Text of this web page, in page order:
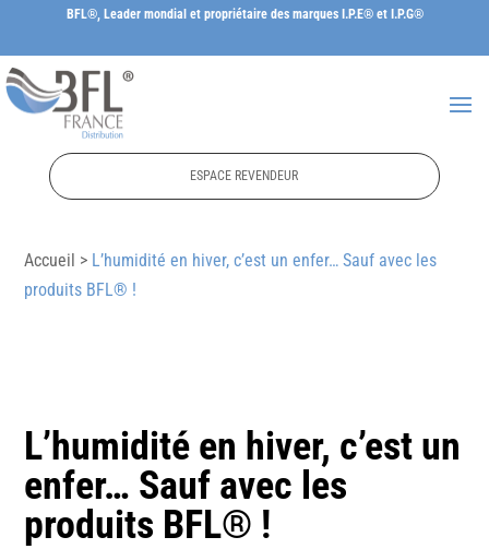
BFL®, Leader mondial et propriétaire des marques I.P.E® et I.P.G®
ESPACE REVENDEUR
Accueil > L’humidité en hiver, c’est un enfer… Sauf avec les
produits BFL® !
L’humidité en hiver, c’est un
enfer… Sauf avec les
produits BFL® !